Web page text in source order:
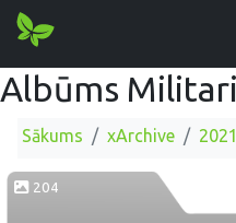
Albūms
Sākums xArchive 2021
204